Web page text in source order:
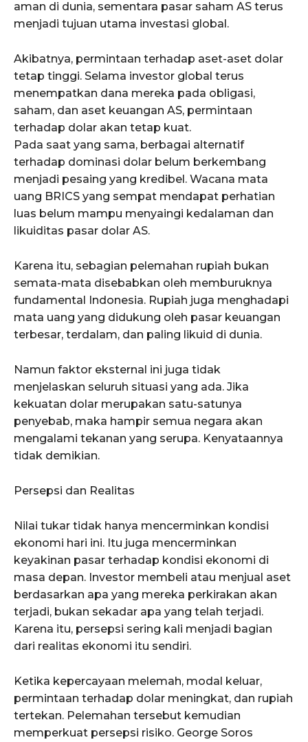
aman di dunia, sementara pasar saham AS terus
menjadi tujuan utama investasi global.
Akibatnya, permintaan terhadap aset-aset dolar
tetap tinggi. Selama investor global terus
menempatkan dana mereka pada obligasi,
saham, dan aset keuangan AS, permintaan
terhadap dolar akan tetap kuat.
Pada saat yang sama, berbagai alternatif
terhadap dominasi dolar belum berkembang
menjadi pesaing yang kredibel. Wacana mata
uang BRICS yang sempat mendapat perhatian
luas belum mampu menyaingi kedalaman dan
likuiditas pasar dolar AS.
Karena itu, sebagian pelemahan rupiah bukan
semata-mata disebabkan oleh memburuknya
fundamental Indonesia. Rupiah juga menghadapi
mata uang yang didukung oleh pasar keuangan
terbesar, terdalam, dan paling likuid di dunia.
Namun faktor eksternal ini juga tidak
menjelaskan seluruh situasi yang ada. Jika
kekuatan dolar merupakan satu-satunya
penyebab, maka hampir semua negara akan
mengalami tekanan yang serupa. Kenyataannya
tidak demikian.
Persepsi dan Realitas
Nilai tukar tidak hanya mencerminkan kondisi
ekonomi hari ini. Itu juga mencerminkan
keyakinan pasar terhadap kondisi ekonomi di
masa depan. Investor membeli atau menjual aset
berdasarkan apa yang mereka perkirakan akan
terjadi, bukan sekadar apa yang telah terjadi.
Karena itu, persepsi sering kali menjadi bagian
dari realitas ekonomi itu sendiri.
Ketika kepercayaan melemah, modal keluar,
permintaan terhadap dolar meningkat, dan rupiah
tertekan. Pelemahan tersebut kemudian
memperkuat persepsi risiko. George Soros